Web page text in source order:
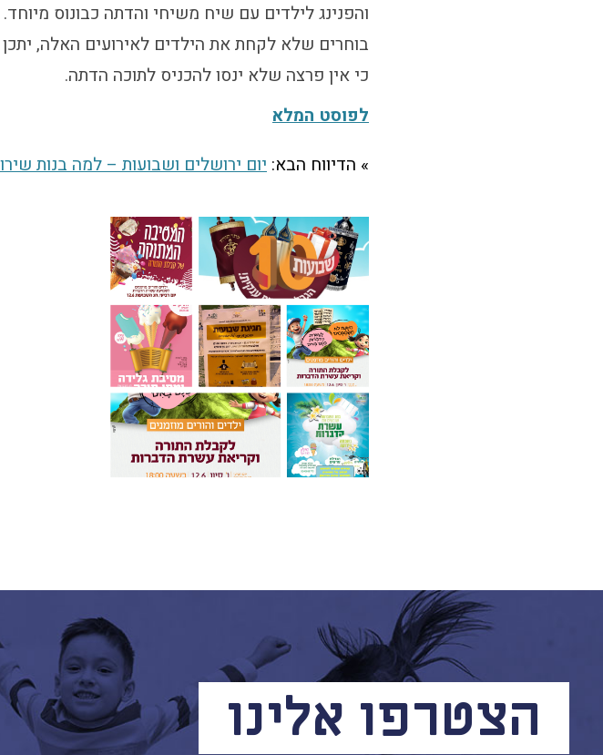
והפנינג לילדים עם שיח משיחי והדתה כבונוס
בוחרים שלא לקחת את הילדים לאירועים האלה,
כי אין פרצה שלא ינסו להכניס לתוכה הדתה.
לפוסט המלא
» הדיווח הבא: יום ירושלים ושבועות – למה בנות
הצטרפו אלינו